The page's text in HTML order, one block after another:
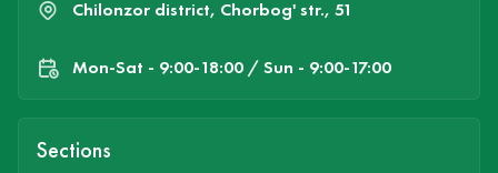
Chilonzor district, Chorbog' str., 51
Mon-Sat - 9:00-18:00 / Sun - 9:00-17:00
Sections